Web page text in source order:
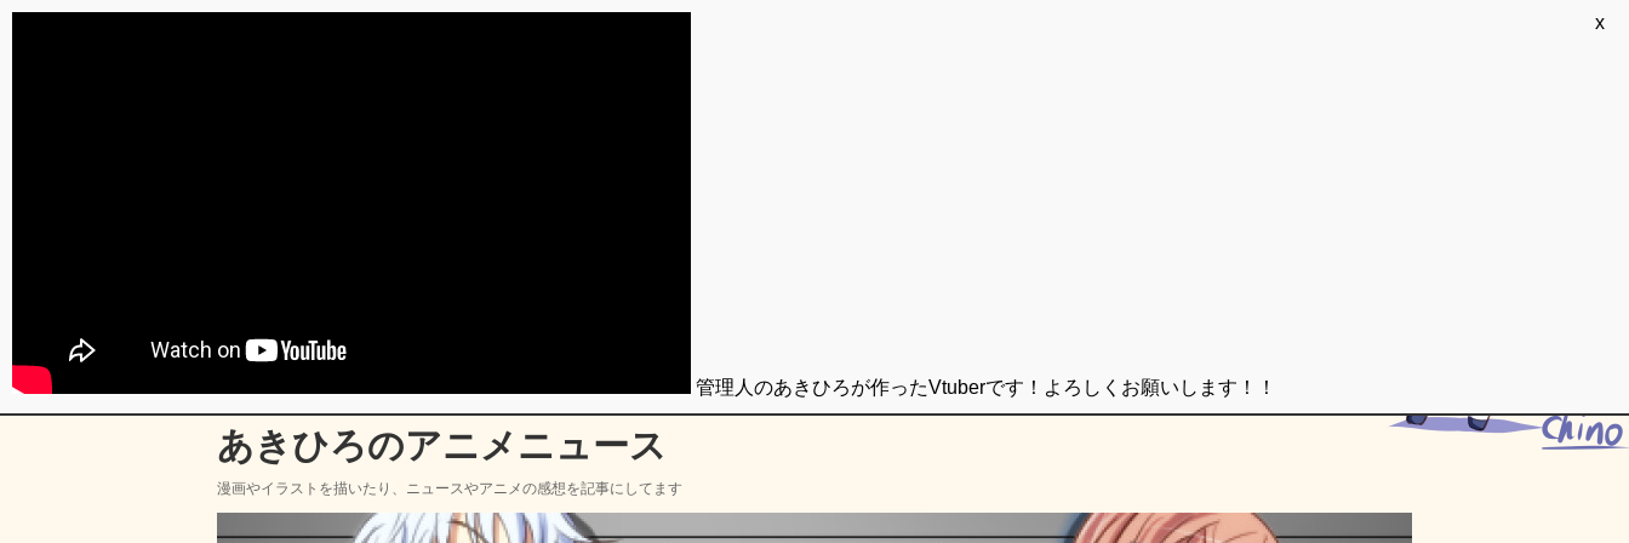
あきひろのアニメニュース
漫画やイラストを描いたり、ニュースやアニメの感想を記事にしてます
x
管理人のあきひろが作ったVtuberです！よろしくお願いします！！